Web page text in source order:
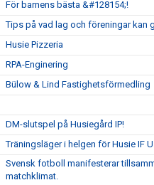
För barnens bästa &#128154;!
Tips på vad lag och föreningar kan
Husie Pizzeria
RPA-Enginering
Bülow & Lind Fastighetsförmedling
DM-slutspel på Husiegård IP!
Träningsläger i helgen för Husie IF
Svensk fotboll manifesterar
matchklimat.